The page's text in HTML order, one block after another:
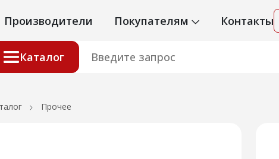
Производители Покупателям Контакты
Каталог
Прочее